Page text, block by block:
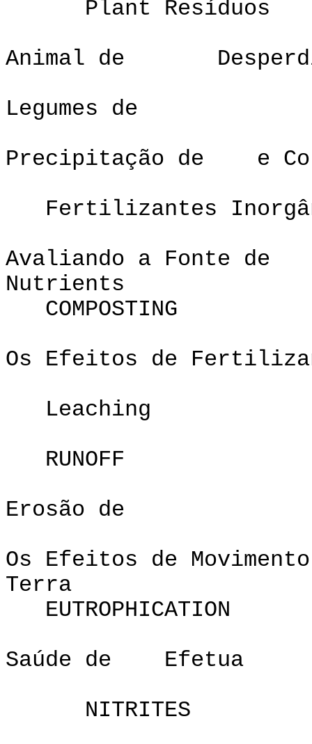
Plant Resíduos
Animal de
Legumes de
Precipitação de e
Fertilizantes
Avaliando a Fonte de
COMPOSTING
Os Efeitos de
Leaching
RUNOFF
Erosão de
Os Efeitos de
Terra
EUTROPHICATION
Saúde de Efetua
NITRITES